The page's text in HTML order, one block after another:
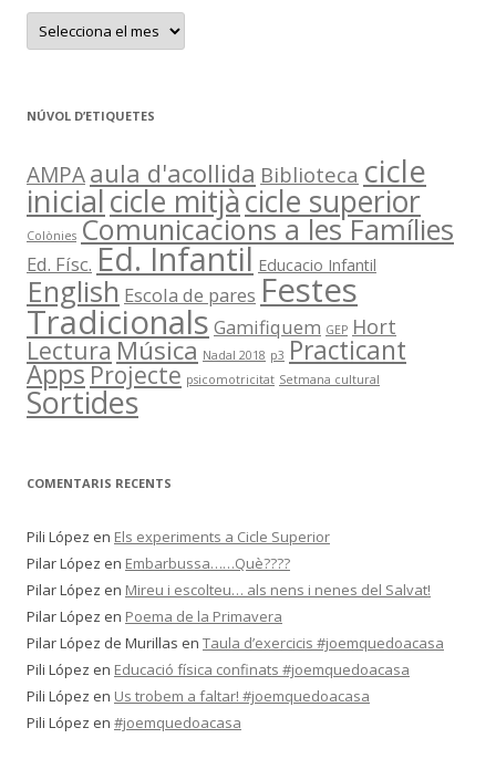
A
T
E
X
I
A
T
NÚVOL D’ETIQUETES
AMPAaula d'acollida Biblioteca cicle
inicialcicle mitjàcicle superior
Colònies Comunicacions a les Famílies
Ed. Físc. Ed. Infantil Educacio Infantil
English Escola de pares Festes
Tradicionals Gamifiquem GEP Hort
Lectura Música Nadal 2018 p3 Practicant
Apps Projecte psicomotricitat Setmana cultural
Sortides
COMENTARIS RECENTS
Pili López en Els experiments a Cicle Superior
Pilar López en Embarbussa……Què????
Pilar López en Mireu i escolteu… als nens i nenes del Salvat!
Pilar López en Poema de la Primavera
Pilar López de Murillas en Taula d’exercicis #joemquedoacasa
Pili López en Educació física confinats #joemquedoacasa
Pili López en Us trobem a faltar! #joemquedoacasa
Pili López en #joemquedoacasa